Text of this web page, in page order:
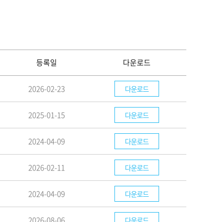
등록일 다운로드
2026-02-23 다운로드
2025-01-15 다운로드
2024-04-09 다운로드
2026-02-11 다운로드
2024-04-09 다운로드
다운로드